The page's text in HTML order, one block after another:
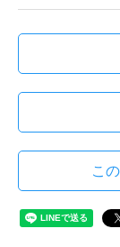
こ